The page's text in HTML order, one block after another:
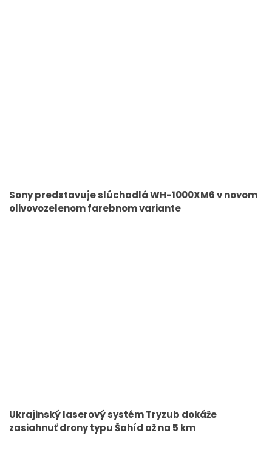
Sony predstavuje slúchadlá WH-1000XM6 v novom
olivovozelenom farebnom variante
Ukrajinský laserový systém Tryzub dokáže
zasiahnuť drony typu Šahíd až na 5 km